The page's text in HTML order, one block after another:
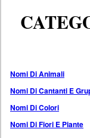
Nomi Di Animali
Nomi Di Cantanti E
Nomi Di Colori
Nomi Di Fiori E Piante